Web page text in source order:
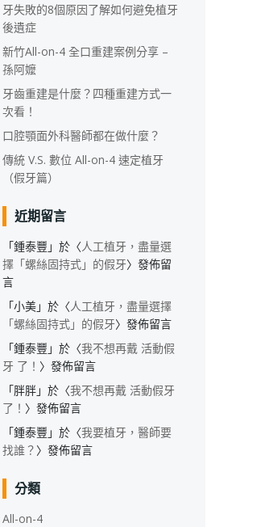
牙失敗的8個原因了解如何避免植牙
後遺症
新竹All-on-4 全口重建案例分享 –
孫阿嬤
牙齒重建是什麼？四種重建方式一
次看！
口腔顎面外科醫師都在做什麼？
傳統 V.S. 數位 All-on-4 速定植牙
（假牙篇）
近期留言
「鍾泰豐 」於〈人工植牙，盡量選
擇「螺絲固持式」的假牙〉發佈留
言
「小美」於〈人工植牙，盡量選擇
「螺絲固持式」的假牙〉發佈留言
「鍾泰豐 」於〈我不想再戴 活動假
牙 了！ 〉發佈留言
「胖胖」於〈我不想再戴 活動假牙
了！ 〉發佈留言
「鍾泰豐 」於〈我要植牙，醫師要
找誰？ 〉發佈留言
分類
All-on-4